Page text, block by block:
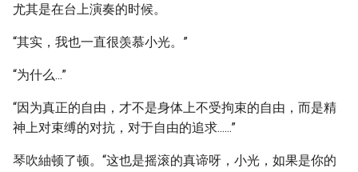
尤其是在台上演奏的时候。
“其实，我也一直很羡慕小光。”
“为什么...”
“因为真正的自由，才不是身体上不受拘束的自由，而是精
神上对束缚的对抗，对于自由的追求......”
琴吹紬顿了顿。“这也是摇滚的真谛呀，小光，如果是你的